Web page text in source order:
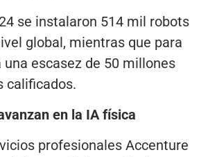
se instalaron 514 mil robots
global, mientras que para
escasez de 50 millones
calificados.
en la IA física
profesionales Accenture